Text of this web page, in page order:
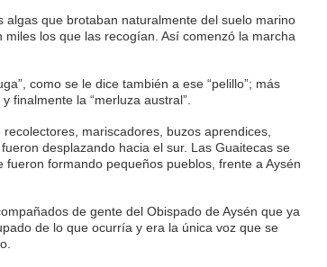
algas que brotaban naturalmente del suelo marino
los que las recogían. Así comenzó la marcha
como se le dice también a ese “pelillo”; más
finalmente la “merluza austral”.
mariscadores, buzos aprendices,
desplazando hacia el sur. Las Guaitecas se
fueron formando pequeños pueblos, frente a Aysén
de gente del Obispado de Aysén que ya
de lo que ocurría y era la única voz que se